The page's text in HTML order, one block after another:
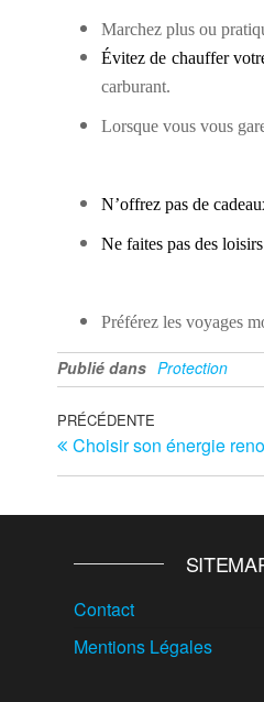
Marchez plus ou
Évitez de chauffer
carburant.
Lorsque vous vous
N’offrez pas de
Ne faites pas des
Préférez les voyages
Publié dans Protection
Navigation
de
Article
précédent
PRÉCÉDENTE
Choisir son énergie
Contact
Mentions Légales